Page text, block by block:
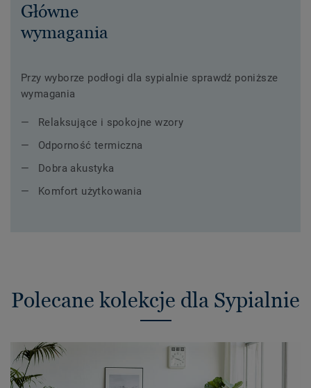
Główne
wymagania
Przy wyborze podłogi dla sypialnie sprawdź poniższe
wymagania
Relaksujące i spokojne wzory
Odporność termiczna
Dobra akustyka
Komfort użytkowania
Polecane kolekcje dla Sypialnie